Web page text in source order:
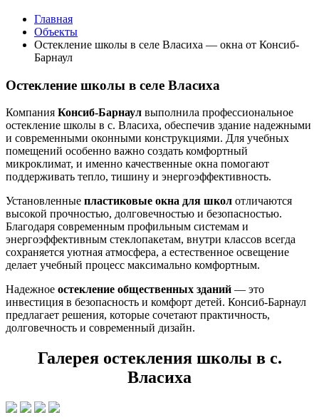
Главная
Объекты
Остекление школы в селе Власиха — окна от Консиб-
Барнаул
Остекление школы в селе Власиха
Компания Консиб-Барнаул выполнила профессиональное
остекление школы в с. Власиха, обеспечив здание надежными
и современными оконными конструкциями. Для учебных
помещений особенно важно создать комфортный
микроклимат, и именно качественные окна помогают
поддерживать тепло, тишину и энергоэффективность.
Установленные пластиковые окна для школ отличаются
высокой прочностью, долговечностью и безопасностью.
Благодаря современным профильным системам и
энергоэффективным стеклопакетам, внутри классов всегда
сохраняется уютная атмосфера, а естественное освещение
делает учебный процесс максимально комфортным.
Надежное остекление общественных зданий — это
инвестиция в безопасность и комфорт детей. Консиб-Барнаул
предлагает решения, которые сочетают практичность,
долговечность и современный дизайн.
Галерея остекления школы в с.
Власиха